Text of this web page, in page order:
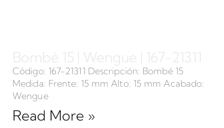
Bombé 15 | Wengue | 167-21311
Código: 167-21311 Descripción: Bombé 15
Medida: Frente: 15 mm Alto: 15 mm Acabado:
Wengue
Read More »